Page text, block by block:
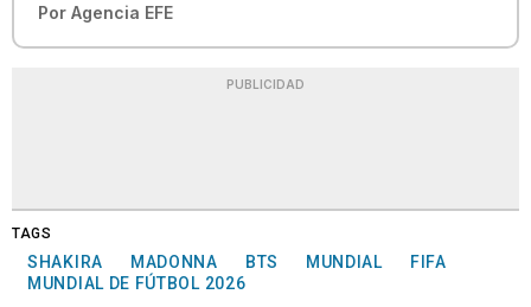
Por Agencia EFE
PUBLICIDAD
TAGS
SHAKIRA MADONNA BTS MUNDIAL
FIFA
MUNDIAL DE FÚTBOL 2026